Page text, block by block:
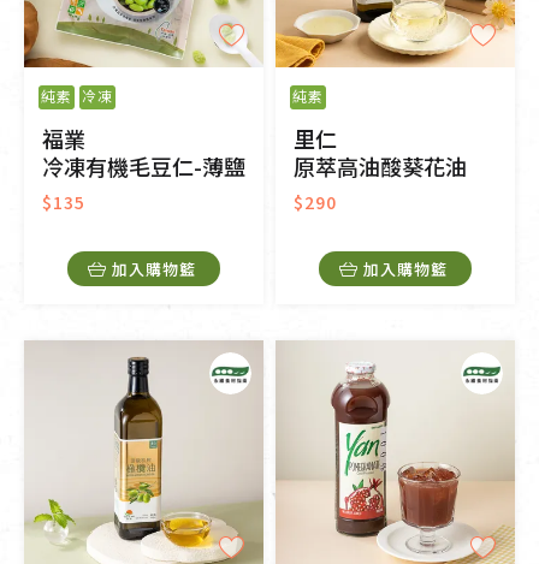
純素 冷凍
福業
冷凍有機毛豆仁-薄鹽
$135
加入購物籃
純素
里仁
原萃高油酸葵花油
$290
加入購物籃